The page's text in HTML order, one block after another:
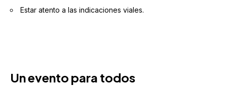
Estar atento a las indicaciones viales.
Un evento para todos